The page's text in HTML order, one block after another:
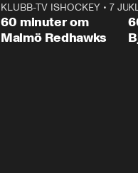
Plus
1:02:53
KLUBB-TV ISHOCKEY • 7
60 minuter om
Malmö Redhawks